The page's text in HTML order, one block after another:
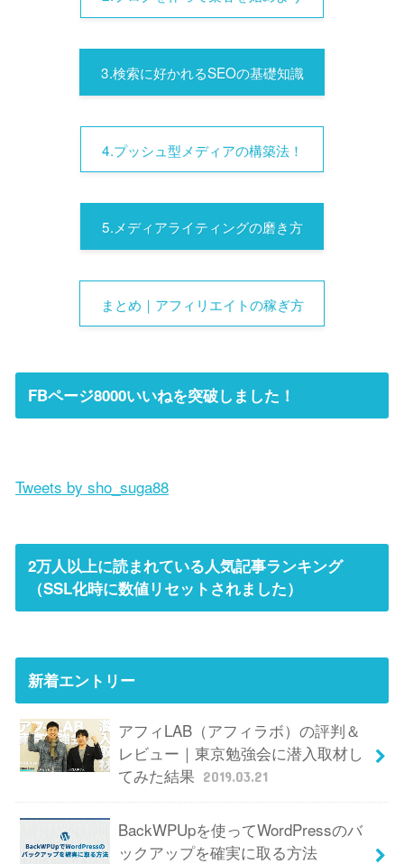
3.検索に好かれるSEOの基礎知識
4.プッシュ型メディアの構築法！
5.メディアライティングの磨き方
まとめ｜アフィリエイトの稼ぎ方
FBページ8000いいねを突破しました！
Tweets by sho_suga88
2万人以上に読まれている人気記事ランキング
（SSL化時に数値リセットされました）
新着エントリー
アフィLAB（アフィラボ）の評判＆
レビュー｜東京勉強会に潜入取材し
てみた結果
2019.03.21
BackWPUpを使ってWordPressのバ
ックアップを確実に取る方法